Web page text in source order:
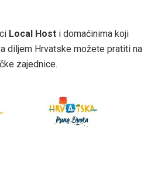
Local Host i domaćinima koji
diljem Hrvatske možete pratiti na
zajednice.